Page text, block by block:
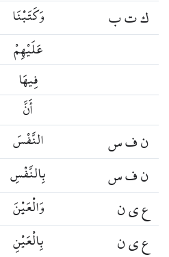
وَكَتَبْنَا ك ت ب
عَلَيْهِمْ
فِيهَا
أَنَّ
النَّفْسَ ن ف س
بِالنَّفْسِ ن ف س
وَالْعَيْنَ ع ي ن
بِالْعَيْنِ ع ي ن